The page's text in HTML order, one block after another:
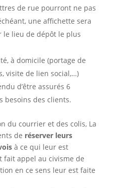
de rue pourront ne pas
une affichette sera
lieu de dépôt le plus
à domicile (portage de
visite de lien social,…)
d’être assurés 6
besoins des clients.
du courrier et des colis, La
de réserver leurs
à ce qui leur est
fait appel au civisme de
en ce sens leur est faite